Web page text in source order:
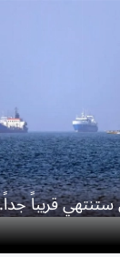
قريباً